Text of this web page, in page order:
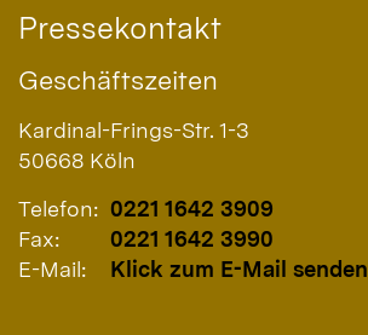
Pressekontakt
Geschäftszeiten
Kardinal-Frings-Str. 1-3
50668 Köln
Telefon: 0221 1642 3909
Fax:
0221 1642 3990
E-Mail:
Klick zum E-Mail senden